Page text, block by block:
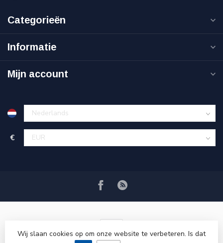
Categorieën
Informatie
Mijn account
€
Wij slaan cookies op om onze website te verbeteren. Is dat